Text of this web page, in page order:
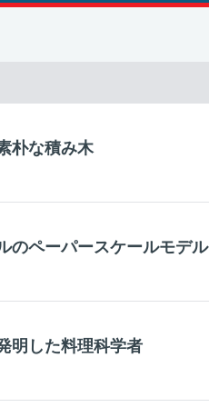
朴な積み木
のペーパースケールモデル
明した料理科学者